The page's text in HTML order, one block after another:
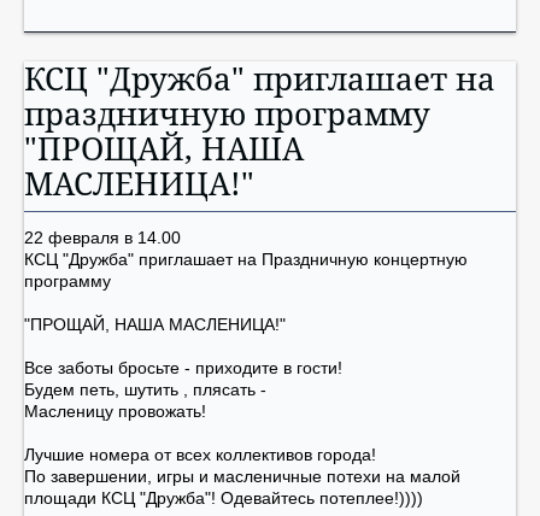
КСЦ "Дружба" приглашает на
праздничную программу
"ПРОЩАЙ, НАША
МАСЛЕНИЦА!"
22 февраля в 14.00
КСЦ "Дружба" приглашает на Праздничную концертную
программу
"ПРОЩАЙ, НАША МАСЛЕНИЦА!"
Все заботы бросьте - приходите в гости!
Будем петь, шутить , плясать -
Масленицу провожать!
Лучшие номера от всех коллективов города!
По завершении, игры и масленичные потехи на малой
площади КСЦ "Дружба"! Одевайтесь потеплее!))))